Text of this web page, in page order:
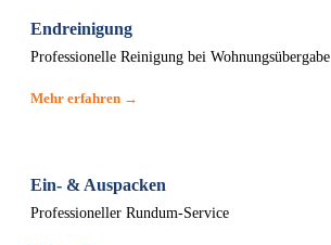
Endreinigung
Professionelle Reinigung bei Wohnungsübergabe
Mehr erfahren →
Ein- & Auspacken
Professioneller Rundum-Service